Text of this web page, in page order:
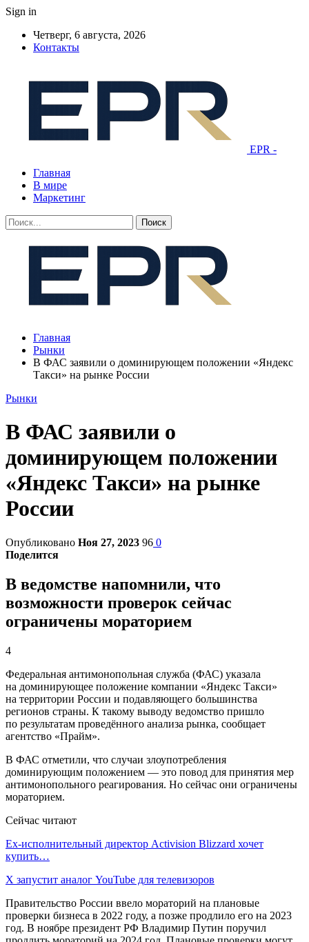
Sign in
Четверг, 6 августа, 2026
Контакты
EPR -
Главная
В мире
Маркетинг
Главная
Рынки
В ФАС заявили о доминирующем положении «Яндекс
Такси» на рынке России
Рынки
В ФАС заявили о
доминирующем положении
«Яндекс Такси» на рынке
России
Опубликовано Ноя 27, 2023 96 0
Поделится
В ведомстве напомнили, что
возможности проверок сейчас
ограничены мораторием
4
Федеральная антимонопольная служба (ФАС) указала
на доминирующее положение компании «Яндекс Такси»
на территории России и подавляющего большинства
регионов страны. К такому выводу ведомство пришло
по результатам проведённого анализа рынка, сообщает
агентство «Прайм».
В ФАС отметили, что случаи злоупотребления
доминирующим положением — это повод для принятия мер
антимонопольного реагирования. Но сейчас они ограничены
мораторием.
Сейчас читают
Ex-исполнительный директор Activision Blizzard хочет
купить…
X запустит аналог YouTube для телевизоров
Правительство России ввело мораторий на плановые
проверки бизнеса в 2022 году, а позже продлило его на 2023
год. В ноябре президент РФ Владимир Путин поручил